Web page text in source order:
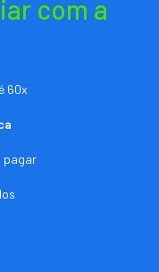
com a
60x
pagar